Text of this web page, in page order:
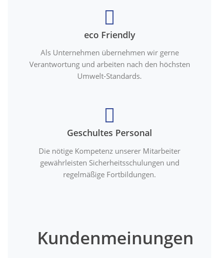
eco Friendly
Als Unternehmen übernehmen wir gerne
Verantwortung und arbeiten nach den höchsten
Umwelt-Standards.
Geschultes Personal
Die nötige Kompetenz unserer Mitarbeiter
gewährleisten Sicherheitsschulungen und
regelmäßige Fortbildungen.
Kundenmeinungen